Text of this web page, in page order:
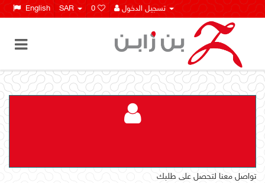
English SAR
تواصل معنا لتحصل على طلبك